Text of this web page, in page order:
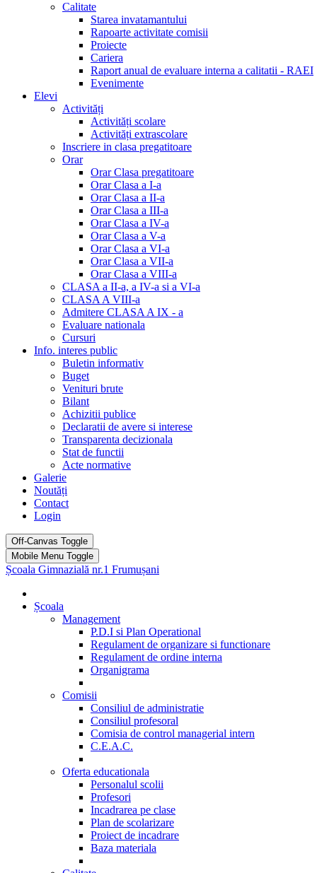
Calitate
Starea invatamantului
Rapoarte activitate comisii
Proiecte
Cariera
Raport anual de evaluare interna a calitatii - RAEI
Evenimente
Elevi
Activități
Activități scolare
Activități extrascolare
Inscriere in clasa pregatitoare
Orar
Orar Clasa pregatitoare
Orar Clasa a I-a
Orar Clasa a II-a
Orar Clasa a III-a
Orar Clasa a IV-a
Orar Clasa a V-a
Orar Clasa a VI-a
Orar Clasa a VII-a
Orar Clasa a VIII-a
CLASA a II-a, a IV-a si a VI-a
CLASA A VIII-a
Admitere CLASA A IX - a
Evaluare nationala
Cursuri
Info. interes public
Buletin informativ
Buget
Venituri brute
Bilant
Achizitii publice
Declaratii de avere si interese
Transparenta decizionala
Stat de functii
Acte normative
Galerie
Noutăți
Contact
Login
Off-Canvas Toggle
Mobile Menu Toggle
Școala Gimnazială nr.1 Frumușani
Școala
Management
P.D.I si Plan Operational
Regulament de organizare si functionare
Regulament de ordine interna
Organigrama
Comisii
Consiliul de administratie
Consiliul profesoral
Comisia de control managerial intern
C.E.A.C.
Oferta educationala
Personalul scolii
Profesori
Incadrarea pe clase
Plan de scolarizare
Proiect de incadrare
Baza materiala